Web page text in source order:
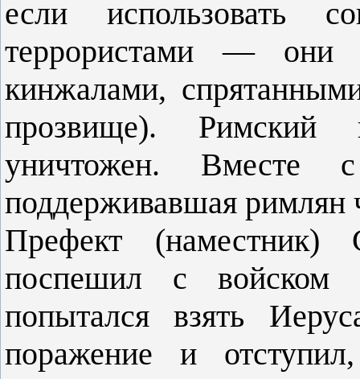
если использовать
террористами — они
кинжалами,
прозвище). Римский
уничтожен.
поддерживавшая римлян
Префект
поспешил с
попытался взять
поражение и